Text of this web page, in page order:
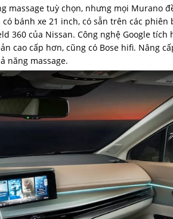
massage tuỳ chọn, nhưng mọi Murano
bánh xe 21 inch, có sẵn trên các phiên
360 của Nissan. Công nghệ Google tích
cao cấp hơn, cũng có Bose hifi. Nâng
năng massage.